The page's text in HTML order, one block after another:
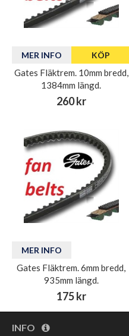
MER INFO KÖP
Gates Fläktrem. 10mm bredd,
1384mm längd.
260 kr
MER INFO
Gates Fläktrem. 6mm bredd,
935mm längd.
175 kr
INFO